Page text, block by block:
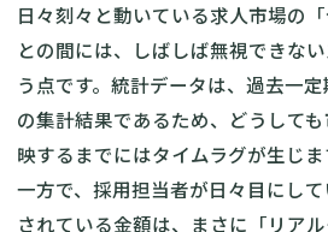
日々刻々と動いている求人市場の「
との間には、しばしば無視できな
う点です。統計データは、過去一定
の集計結果であるため、どうして
映するまでにはタイムラグが生じま
一方で、採用担当者が日々目にし
されている金額は、まさに「リア